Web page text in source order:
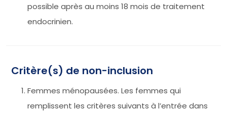
possible après au moins 18 mois de traitement
endocrinien.
Critère(s) de non-inclusion
Femmes ménopausées. Les femmes qui
remplissent les critères suivants à l’entrée dans